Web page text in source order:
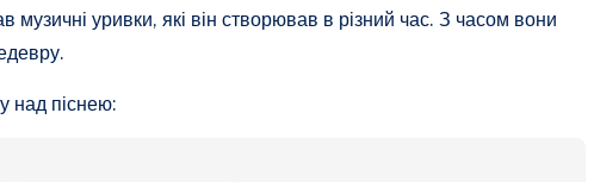
музичні уривки, які він створював в різний час. З часом вони
над піснею: